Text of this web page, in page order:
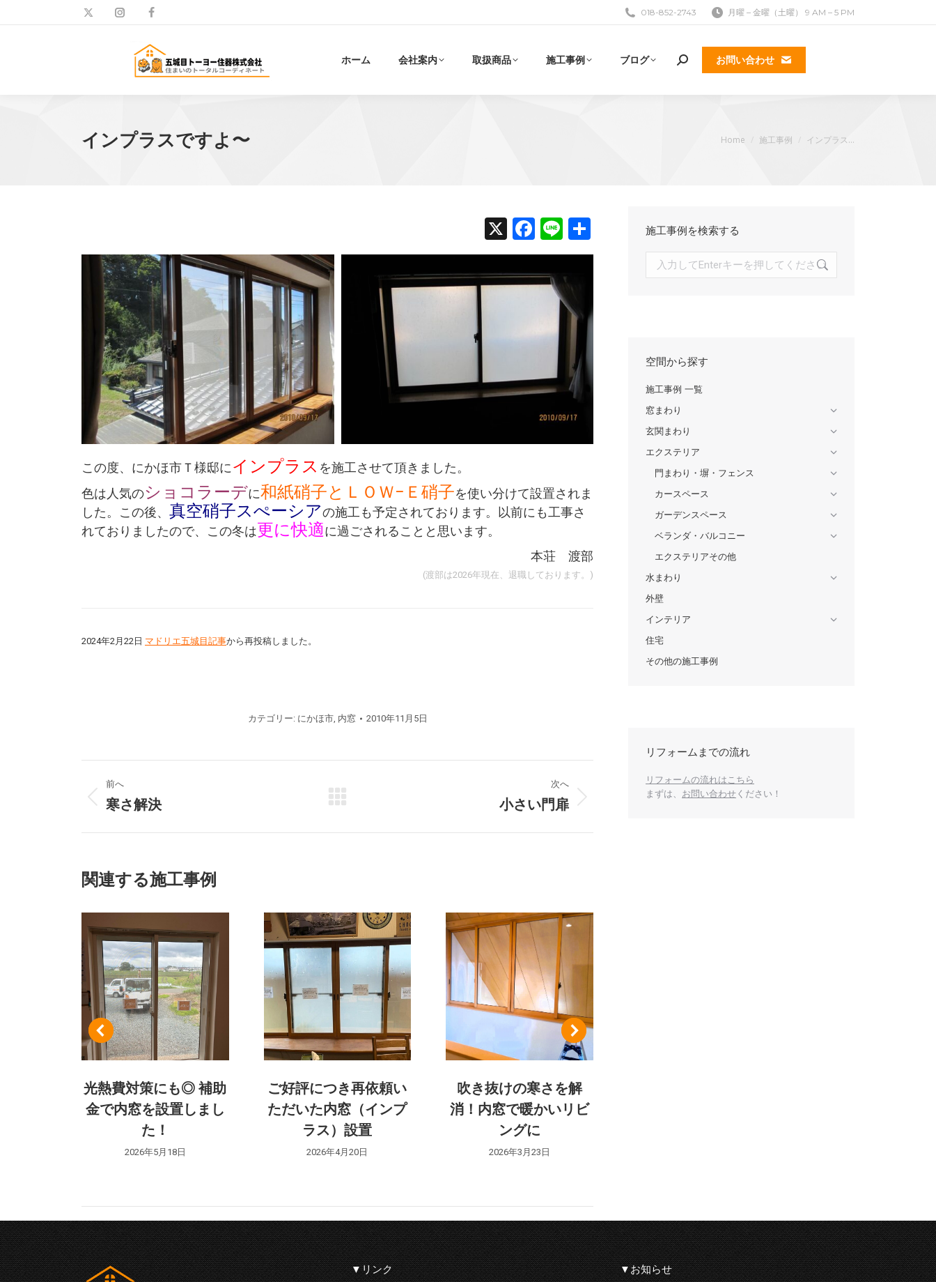
018-852-2743 月曜 – 金曜（土曜） 9 AM – 5 PM
ホーム 会社案内 取扱商品 施工事例 ブログ
検
お問い合わせ
インプラスですよ〜 現在地:
Home 施工事例 インプラス…
X Facebook
Line
有
この度、にかほ市Ｔ様邸にインプラス を施工させて頂きました。
色は人気のショコラーデに和紙硝子とＬＯＷ−Ｅ硝子を使い分けて設置されま
した。この後、 真空硝子スぺーシアの施工も予定されております。以前にも工事さ
れておりましたので、この冬は更に快適に過ごされることと思います。
本荘 渡部
(渡部は2026年現在、退職しております。)
2024年2月22日 マドリエ五城目記事から再投稿しました。
カテゴリー: にかほ市, 内窓 2010年11月5日
ロ
ジ
ェ
ク
ト
の
ナ
ビ
ゲ
ー
シ
前へ
前
ジ
ト:
寒さ解決
次へ
ト:
小さい門扉
関連する施工事例
光熱費対策にも◎ 補助
金で内窓を設置しまし
た！
2026年5月18日
ご好評につき再依頼い
ただいた内窓（インプ
ラス）設置
2026年4月20日
吹き抜けの寒さを解
消！内窓で暖かいリビ
ングに
2026年3月23日
施工事例を検索する
空間から探す
施工事例 一覧
窓まわり
玄関まわり
エクステリア
門まわり・塀・フェンス
カースペース
ガーデンスペース
ベランダ・バルコニー
エクステリアその他
水まわり
外壁
インテリア
住宅
その他の施工事例
リフォームまでの流れ
リフォームの流れはこちら
まずは、 お問い合わせ ください！
▼リンク ▼お知らせ